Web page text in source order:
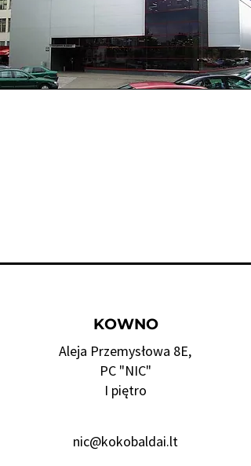
KOWNO
Aleja Przemysłowa 8E,
PC "NIC"
I piętro
nic@kokobaldai.lt